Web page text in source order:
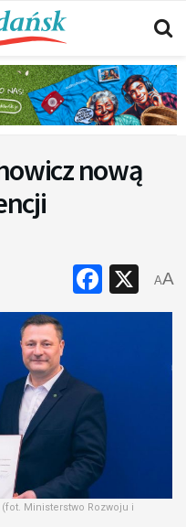
nową
X
AA
Ministerstwo Rozwoju i